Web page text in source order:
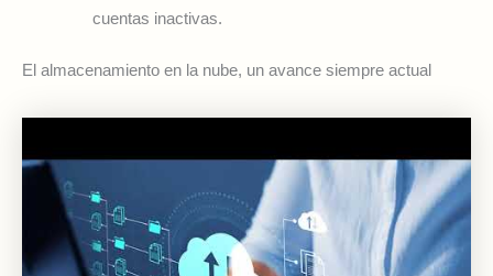
cuentas inactivas.
El almacenamiento en la nube, un avance siempre actual